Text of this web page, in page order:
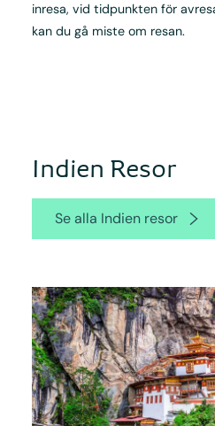
inresa, vid tidpunkten för
kan du gå miste om resan.
Indien Resor
Se alla Indien resor